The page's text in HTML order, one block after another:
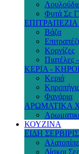
Φυτά Σε
Βάζα
Κορνίζες
Πιατέλες
ΚΕΡΙΑ -
Κεριά
Φανάρια
ΑΡΩΜΑΤΙΚΑ
ΚΟΥΖΙΝΑ
ΕΙΔΗ
Δίσκοι